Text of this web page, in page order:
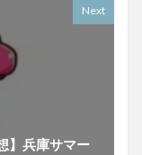
Next
】兵庫サマー